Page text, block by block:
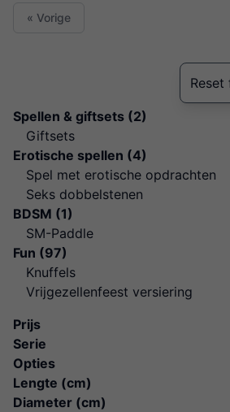
Spellen & giftsets (2)
Giftsets
Erotische spellen (4)
Spel met erotische opdrachten
Seks dobbelstenen
BDSM (1)
SM-Paddle
Fun (97)
Knuffels
Vrijgezellenfeest versiering
Prijs
Serie
Opties
Lengte (cm)
Diameter (cm)
« Vorige